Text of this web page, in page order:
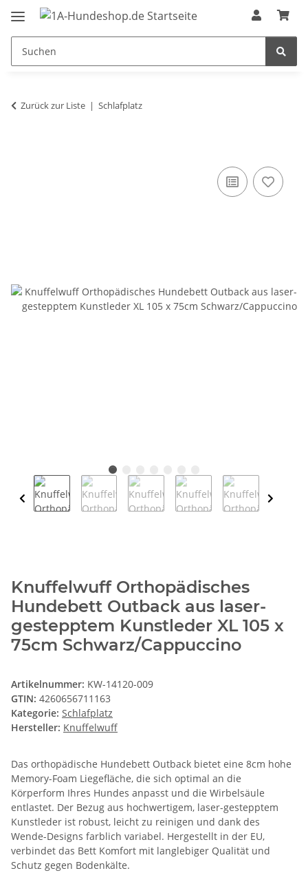
Zurück zur Liste Schlafplatz
Knuffelwuff Orthopädisches
Hundebett Outback aus laser-
gestepptem Kunstleder XL 105 x
75cm Schwarz/Cappuccino
Artikelnummer: KW-14120-009
GTIN: 4260656711163
Kategorie: Schlafplatz
Hersteller: Knuffelwuff
Das orthopädische Hundebett Outback bietet eine 8cm hohe
Memory-Foam Liegefläche, die sich optimal an die
Körperform Ihres Hundes anpasst und die Wirbelsäule
entlastet. Der Bezug aus hochwertigem, laser-gestepptem
Kunstleder ist robust, leicht zu reinigen und dank des
Wende-Designs farblich variabel. Hergestellt in der EU,
verbindet das Bett Komfort mit langlebiger Qualität und
Schutz gegen Bodenkälte.